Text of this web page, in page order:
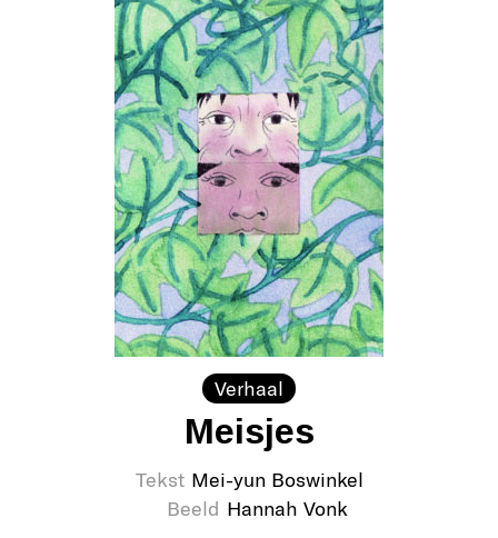
Verhaal
Meisjes
Tekst Mei-yun Boswinkel
Beeld Hannah Vonk